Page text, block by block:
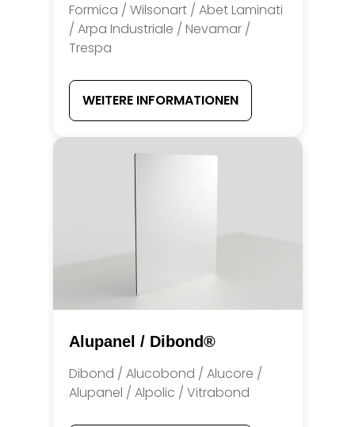
Formica / Wilsonart / Abet Laminati
/ Arpa Industriale / Nevamar /
Trespa
WEITERE INFORMATIONEN
Alupanel / Dibond®
Dibond / Alucobond / Alucore /
Alupanel / Alpolic / Vitrabond